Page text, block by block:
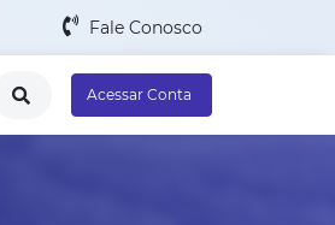
Fale Conosco
Acessar Conta